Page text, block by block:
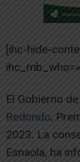
[ihc-hide-
El Gobierno
Redondo,
2023. La
Esnaola, ha